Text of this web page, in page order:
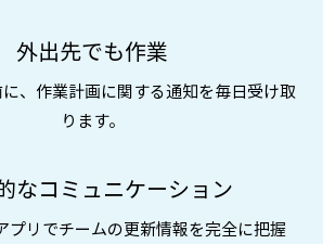
外出先でも作業
、作業計画に関する通知を毎日受け取
ります。
なコミュニケーション
プリでチームの更新情報を完全に把握